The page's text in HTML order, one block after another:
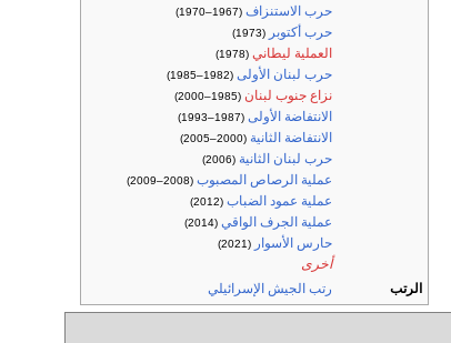
حرب الاستنزاف (1967–1970)
حرب أكتوبر (1973)
العملية ليطاني (1978)
حرب لبنان الأولى (1982–1985)
نزاع جنوب لبنان (1985–2000)
الانتفاضة الأولى (1987–1993)
الانتفاضة الثانية (2000–2005)
حرب لبنان الثانية (2006)
عملية الرصاص المصبوب (2008–2009)
عملية عمود الضباب (2012)
عملية الجرف الواقي (2014)
حارس الأسوار (2021)
أخرى
الرتب
رتب الجيش الإسرائيلي